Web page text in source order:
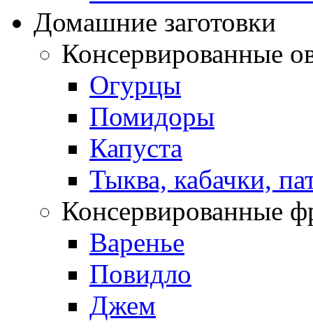
Домашние заготовки
Консервированные
Огурцы
Помидоры
Капуста
Тыква, кабачки,
Консервированные
Варенье
Повидло
Джем